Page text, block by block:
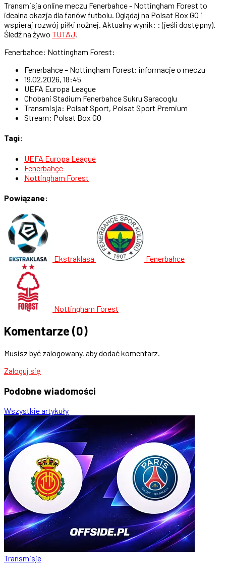
Transmisja online meczu Fenerbahce - Nottingham Forest to
idealna okazja dla fanów futbolu. Oglądaj na Polsat Box GO i
wspieraj rozwój piłki nożnej. Aktualny wynik: : (jeśli dostępny).
Śledź na żywo TUTAJ.
Fenerbahce: Nottingham Forest:
Fenerbahce – Nottingham Forest: informacje o meczu
19.02.2026, 18:45
UEFA Europa League
Chobani Stadium Fenerbahce Sukru Saracoglu
Transmisja: Polsat Sport, Polsat Sport Premium
Stream: Polsat Box GO
Tagi:
UEFA Europa League
Fenerbahçe
Nottingham Forest
Powiązane:
Ekstraklasa Fenerbahce
Nottingham Forest
Komentarze (0)
Musisz być zalogowany, aby dodać komentarz.
Zaloguj się
Podobne wiadomości
Wszystkie artykuły
Transmisje